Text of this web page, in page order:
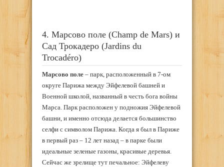
4. Марсово поле (Champ de Mars) и
Сад Трокадеро (Jardins du
Trocadéro)
Марсово поле – парк, расположенный в 7-ом
округе Парижа между Эйфелевой башней и
Военной школой, названный в честь бога войны
Марса. Парк расположен у подножия Эйфелевой
башни, и именно отсюда делается большинство
селфи с символом Парижа. Когда я был в Париже
в первый раз – 12 лет назад – в парке были
идеальные зеленые газоны, красивые деревья.
Сейчас же зрелище тут печальное: Эйфелеву